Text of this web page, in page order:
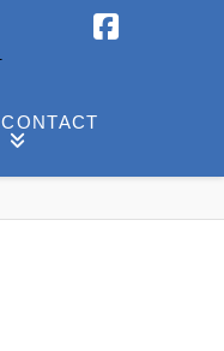
CONTACT